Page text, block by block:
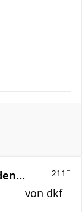
211
von dkf